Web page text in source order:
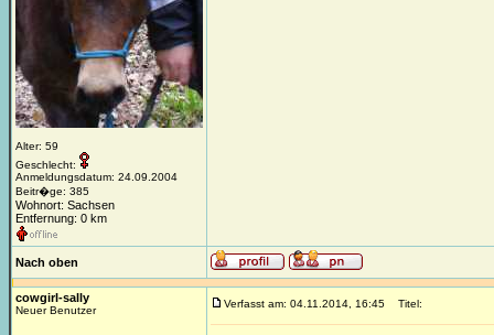
Alter: 59
Geschlecht:
Anmeldungsdatum: 24.09.2004
Beitr�ge: 385
Wohnort: Sachsen
Entfernung: 0 km
Nach oben
cowgirl-sally
Neuer Benutzer
Verfasst am: 04.11.2014, 16:45 Titel: